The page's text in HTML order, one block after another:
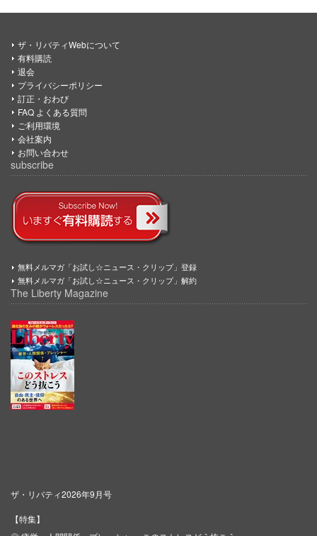
ザ・リバティWebについて
有料購読
退会
プライバシーポリシー
訂正・おわび
FAQ よくある質問
ご利用環境
会社案内
お問い合わせ
subscribe
無料メルマガ「お試し☆ニュース・クリップ」登録
無料メルマガ「お試し☆ニュース・クリップ」解約
The Liberty Magazine
ザ・リバティ2026年9月号
【特集】